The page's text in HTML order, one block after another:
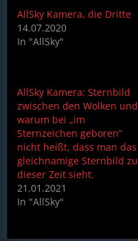
AllSky Kamera, die Dritte
14.07.2020
In "AllSky"
AllSky Kamera: Sternbild
zwischen den Wolken und
warum bei „im
Sternzeichen geboren“
nicht heißt, dass man das
gleichnamige Sternbild zu
dieser Zeit sieht.
21.01.2021
In "AllSky"